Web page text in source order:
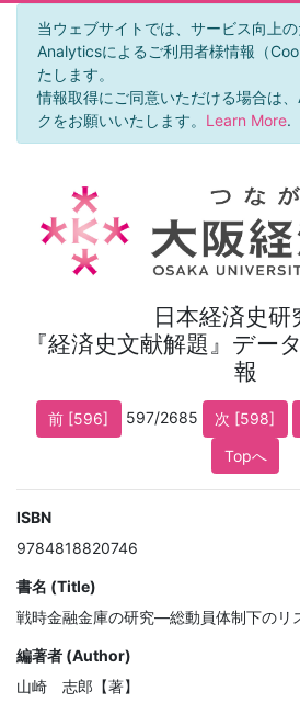
当ウェブサイトでは、サービス向上
Analyticsによるご利用者様情報（
たします。
情報取得にご同意いただける場合は
クをお願いいたします。 Learn More.
日本経済史研
『経済史文献解題』デー
報
前 [596] 597/2685 次 [598]
Topへ
ISBN
9784818820746
書名 (Title)
戦時金融金庫の研究―総動員体制下の
編著者 (Author)
山崎 志郎【著】